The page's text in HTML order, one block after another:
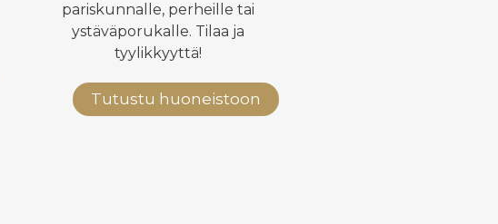
pariskunnalle, perheille tai
ystäväporukalle. Tilaa ja
tyylikkyyttä!
Tutustu huoneistoon